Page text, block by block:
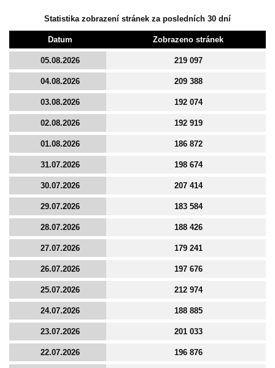
Statistika zobrazení stránek za posledních 30 dní
Datum Zobrazeno stránek
05.08.2026 219 097
04.08.2026 209 388
03.08.2026 192 074
02.08.2026 192 919
01.08.2026 186 872
31.07.2026 198 674
30.07.2026 207 414
29.07.2026 183 584
28.07.2026 188 426
27.07.2026 179 241
26.07.2026 197 676
25.07.2026 212 974
24.07.2026 188 885
23.07.2026 201 033
22.07.2026 196 876